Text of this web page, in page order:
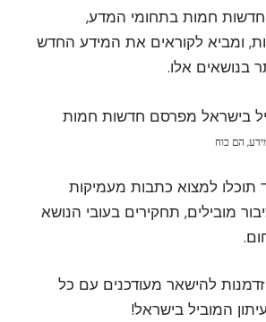
חמות בתחומי המדע,
ומביא לקוראים את המידע החדש
בנושאים אלו.
הם כוח
תוכלו למצוא כתבות מעמיקות
מובילים, תחקירים בעובי הנושא
להישאר מעודכנים עם כל
המוביל בישראל!